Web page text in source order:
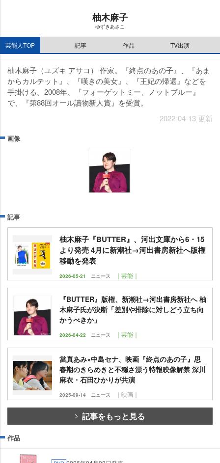
柚木麻子
ゆずきあさこ
芸能人TOP 記事 作品 TV出演
柚木麻子（ユズキ アサコ） 作家。『終点のあの子』、『あま
からカルテット』、『嘆きの美女』、『王妃の帰還』などを
手掛ける。2008年、『フォーゲットミー、ノットブルー』
で、『第88回オール讀物新人賞』を受賞。
2022-04-13 更新
画像
記事
柚木麻子『BUTTER』、河出文庫から6・15
より発売 4月に新潮社→河出書房新社へ版権
移動を発表
2026-05-21 ニュース ｜芸能｜
『BUTTER』版権、新潮社→河出書房新社へ 柚
木麻子氏が決断「差別や排除に対しどう立ち向
かうべきか」
2026-04-22 ニュース ｜芸能｜
當真あみ×中島セナ、映画『終点のあの子』思
春期のきらめきと不穏さ漂う特報映像解禁 深川
麻衣・石田ひかりが共演
2025-09-14 ニュース ｜映画｜
記事をもっと見る
作品